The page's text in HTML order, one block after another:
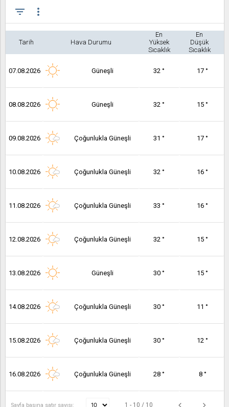
filter_list more_vert
Tarih Hava Durumu
En
Yüksek
Sıcaklık
En
Düşük
Sıcaklık
07.08.2026 Güneşli 32 ° 17 °
08.08.2026 Güneşli 32 ° 15 °
09.08.2026 Çoğunlukla Güneşli 31 ° 17 °
10.08.2026 Çoğunlukla Güneşli 32 ° 16 °
11.08.2026 Çoğunlukla Güneşli 33 ° 16 °
12.08.2026 Çoğunlukla Güneşli 32 ° 15 °
13.08.2026 Güneşli 30 ° 15 °
14.08.2026 Çoğunlukla Güneşli 30 ° 11 °
15.08.2026 Çoğunlukla Güneşli 30 ° 12 °
16.08.2026 Çoğunlukla Güneşli 28 ° 8 °
Sayfa başına satır sayısı: 1 - 10 / 10